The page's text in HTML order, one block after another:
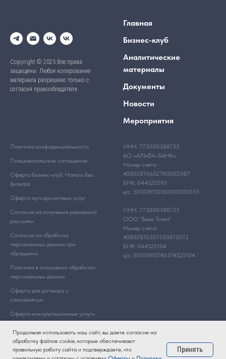
Продолжая использовать наш сайт, вы даете согласие на
обработку файлов cookie, которые обеспечивают
правильную работу сайта и подтверждаете, что
Принять
Copyright © 2025 Все права
защищены. Любое копирование
материала разрешено только с
согласия правообладателя.
Главная
Бизнес-клуб
Аналитические
материалы
Документы
Новости
Мероприятия
Политика конфиденциальности
Пользовательское соглашение
Оферта бизнес-клуб: Налоги без
фильтра
Оферта аутсорсинговых услуг
Согласие на получение рекламной
рассылки
Согласие на обработку
персональных данных при
обращении
Политика в отношении обработки
персональных данных
Оферта для договора с
самозанятым
Оферта консультационные услуги
ИНН: 773000388135
АО «АЛЬФА-БАНК»
Номер счёта:
40802810602780002087
БИК: 044525593
к/с: 30101810200000000593
ИНН: 773000388135
ООО "Банк Точка"
Номер счёта:
40802810301500015012
БИК: 044525104
к/с: 30101810745374525104